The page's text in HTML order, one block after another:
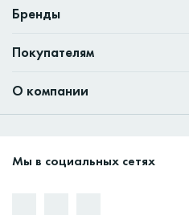
Бренды
Покупателям
О компании
Мы в социальных сетях